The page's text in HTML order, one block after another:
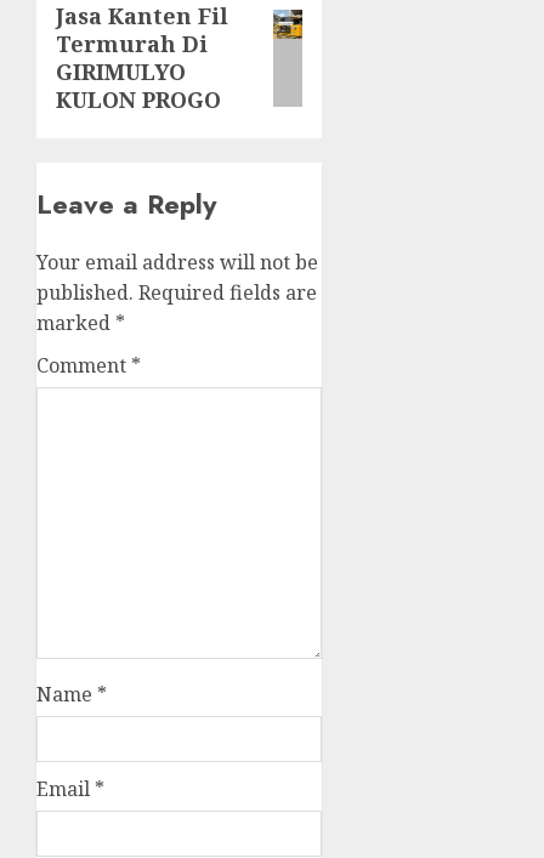
Next
post:
Jasa Kanten Fil
Termurah Di
GIRIMULYO
KULON PROGO
Leave a Reply
Your email address will not be
published. Required fields are
marked *
Comment *
Name *
Email *